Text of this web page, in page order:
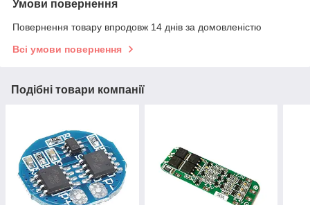
Умови повернення
Повернення товару впродовж 14 днів за домовленістю
Всі умови повернення
Подібні товари компанії